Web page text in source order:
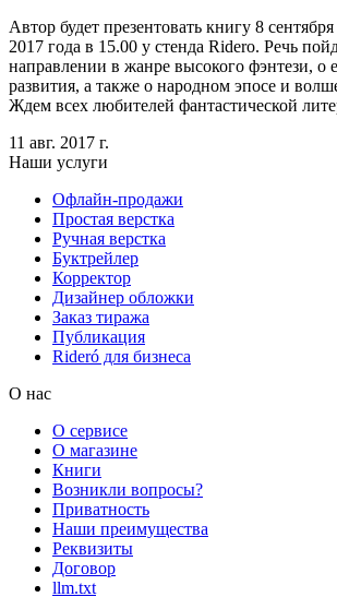
Автор будет презентовать книгу 8 сентября
2017 года в 15.00 у стенда Ridero. Речь
направлении в жанре высокого фэнтези, о
развития, а также о народном эпосе и
Ждем всех любителей фантастической
11 авг. 2017 г.
Наши услуги
Офлайн-продажи
Простая верстка
Ручная верстка
Буктрейлер
Корректор
Дизайнер обложки
Заказ тиража
Публикация
Rideró для бизнеса
О нас
О сервисе
О магазине
Книги
Возникли вопросы?
Приватность
Наши преимущества
Реквизиты
Договор
llm.txt